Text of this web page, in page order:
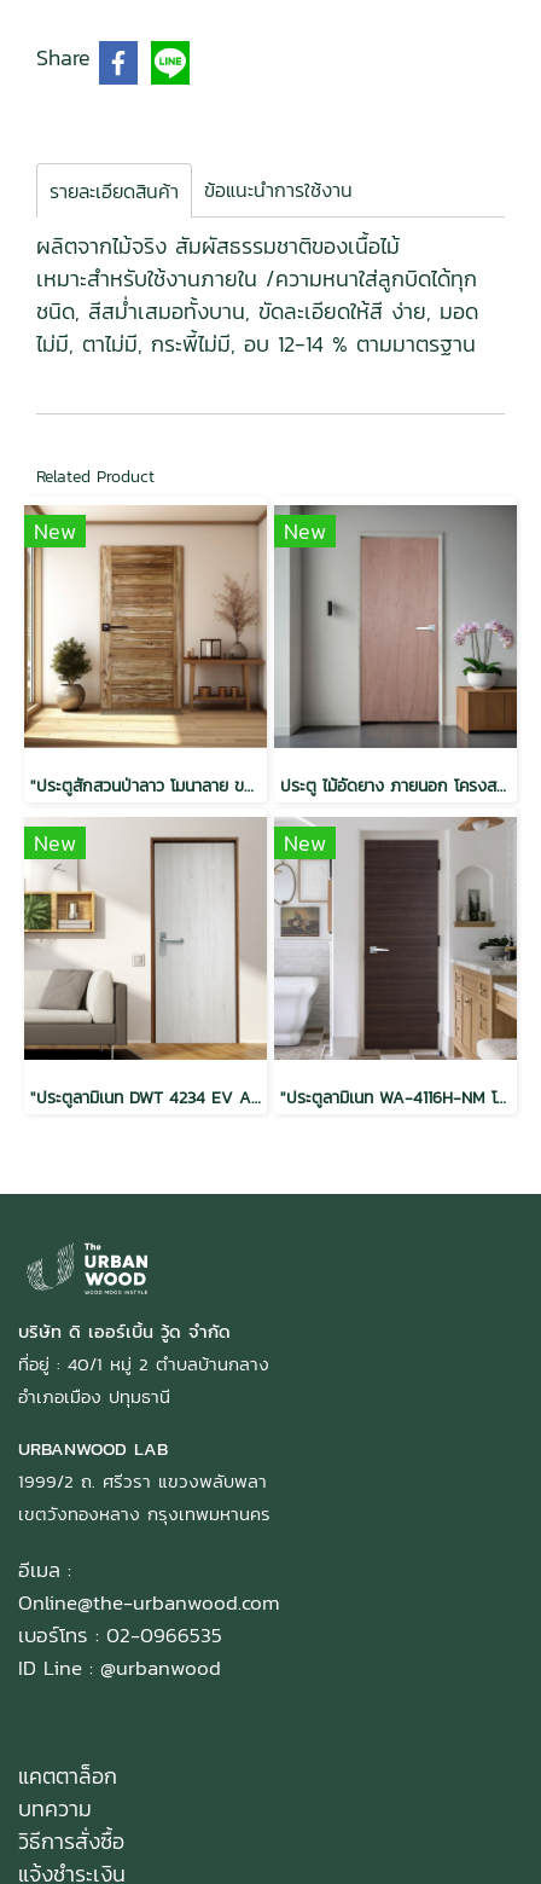
Share
รายละเอียดสินค้า ข้อแนะนำการใช้งาน
ผลิตจากไม้จริง สัมผัสธรรมชาติของเนื้อไม้
เหมาะสำหรับใช้งานภายใน /ความหนาใส่ลูกบิดได้ทุก
ชนิด, สีสม่ำเสมอทั้งบาน, ขัดละเอียดให้สี ง่าย, มอด
ไม่มี, ตาไม่มี, กระพี้ไม่มี, อบ 12-14 % ตามมาตรฐาน
Related Product
New
"ประตูสักสวนป่าลาว โมนาลาย ขอบ 5 ออยล์ 32x800x2000"
New
ประตู ไม้อัดยาง ภายนอก โครงสแตนดาร์ด 35x800x2000
New
"ประตูลามิเนท DWT 4234 EV Ash Sonoma Oak โครงสแตนดาร์ด 40x900x2200"
New
"ประตูลามิเนท WA-4116H-NM โครงโกลด์เอ 35x900x2000"
บริษัท ดิ เออร์เบิ้น วู้ด จำกัด
ที่อยู่ : 40/1 หมู่ 2 ตำบลบ้านกลาง
อำเภอเมือง ปทุมธานี
URBANWOOD LAB
1999/2 ถ. ศรีวรา แขวงพลับพลา
เขตวังทองหลาง กรุงเทพมหานคร
อีเมล :
Online@the-urbanwood.com
เบอร์โทร : 02-0966535
ID Line : @urbanwood
แคตตาล็อก
บทความ
วิธีการสั่งซื้อ
แจ้งชำระเงิน